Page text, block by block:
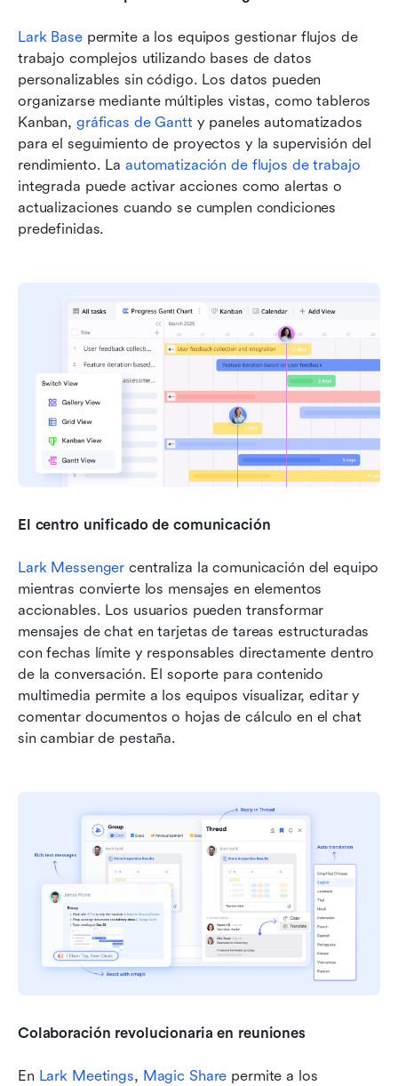
Lark Base permite a los equipos gestionar flujos de
trabajo complejos utilizando bases de datos
personalizables sin código. Los datos pueden
organizarse mediante múltiples vistas, como tableros
Kanban, gráficas de Gantt y paneles automatizados
para el seguimiento de proyectos y la supervisión del
rendimiento. La automatización de flujos de trabajo
integrada puede activar acciones como alertas o
actualizaciones cuando se cumplen condiciones
predefinidas.
El centro unificado de comunicación
Lark Messenger centraliza la comunicación del equipo
mientras convierte los mensajes en elementos
accionables. Los usuarios pueden transformar
mensajes de chat en tarjetas de tareas estructuradas
con fechas límite y responsables directamente dentro
de la conversación. El soporte para contenido
multimedia permite a los equipos visualizar, editar y
comentar documentos o hojas de cálculo en el chat
sin cambiar de pestaña.
Colaboración revolucionaria en reuniones
En Lark Meetings, Magic Share permite a los